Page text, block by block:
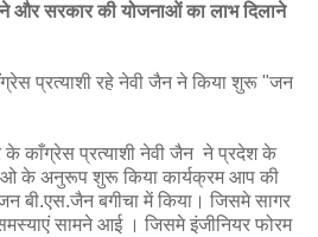
और सरकार की योजनाओं का लाभ दिलाने
प्रत्याशी रहे नेवी जैन ने किया शुरू "जन
के काँग्रेस प्रत्याशी नेवी जैन ने प्रदेश के
के अनुरूप शुरू किया कार्यक्रम आप की
बी.एस.जैन बगीचा में किया। जिसमे सागर
सामने आई । जिसमे इंजीनियर फोरम